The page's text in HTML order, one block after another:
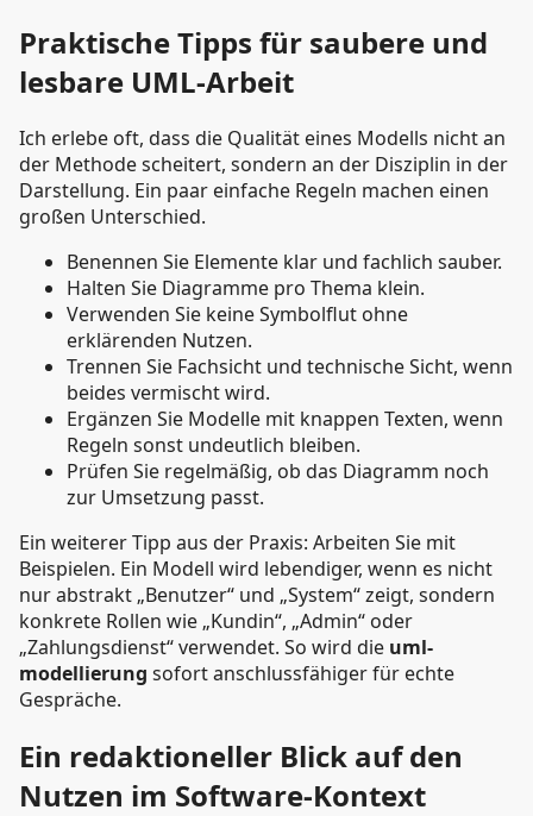
Praktische Tipps für saubere und
lesbare UML-Arbeit
Ich erlebe oft, dass die Qualität eines Modells nicht an
der Methode scheitert, sondern an der Disziplin in der
Darstellung. Ein paar einfache Regeln machen einen
großen Unterschied.
Benennen Sie Elemente klar und fachlich sauber.
Halten Sie Diagramme pro Thema klein.
Verwenden Sie keine Symbolflut ohne
erklärenden Nutzen.
Trennen Sie Fachsicht und technische Sicht, wenn
beides vermischt wird.
Ergänzen Sie Modelle mit knappen Texten, wenn
Regeln sonst undeutlich bleiben.
Prüfen Sie regelmäßig, ob das Diagramm noch
zur Umsetzung passt.
Ein weiterer Tipp aus der Praxis: Arbeiten Sie mit
Beispielen. Ein Modell wird lebendiger, wenn es nicht
nur abstrakt „Benutzer“ und „System“ zeigt, sondern
konkrete Rollen wie „Kundin“, „Admin“ oder
„Zahlungsdienst“ verwendet. So wird die uml-
modellierung sofort anschlussfähiger für echte
Gespräche.
Ein redaktioneller Blick auf den
Nutzen im Software-Kontext